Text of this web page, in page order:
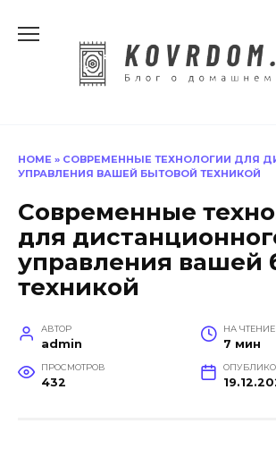
содержанию
HOME » СОВРЕМЕННЫЕ ТЕХНОЛОГИИ ДЛЯ
УПРАВЛЕНИЯ ВАШЕЙ БЫТОВОЙ ТЕХНИКОЙ
Современные
для
управления вашей
техникой
АВТОР
admin
НА ЧТЕНИЕ
7 мин
ПРОСМОТРОВ
432